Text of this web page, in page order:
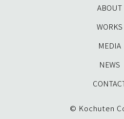
ABOUT
WORKS
MEDIA
NEWS
© Kochuten